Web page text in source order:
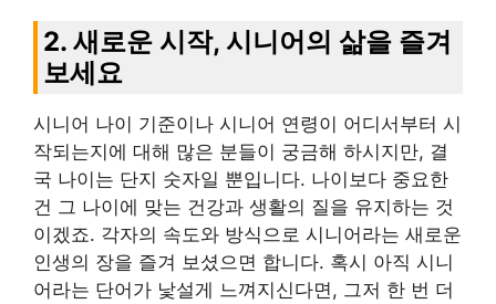
2. 새로운 시작, 시니어의 삶을 즐겨
보세요
시니어 나이 기준이나 시니어 연령이 어디서부터 시
작되는지에 대해 많은 분들이 궁금해 하시지만, 결
국 나이는 단지 숫자일 뿐입니다. 나이보다 중요한
건 그 나이에 맞는 건강과 생활의 질을 유지하는 것
이겠죠. 각자의 속도와 방식으로 시니어라는 새로운
인생의 장을 즐겨 보셨으면 합니다. 혹시 아직 시니
어라는 단어가 낯설게 느껴지신다면, 그저 한 번 더